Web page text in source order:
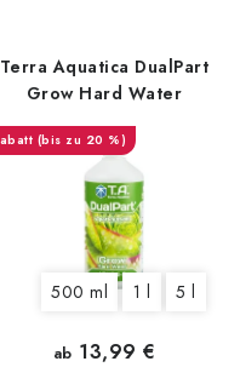
Terra Aquatica DualPart
Grow Hard Water
(bis zu 20 %)
500 ml 1 l 5 l
ab 13,99 €